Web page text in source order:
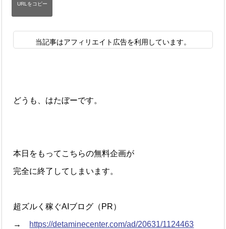
当記事はアフィリエイト広告を利用しています。
どうも、はたぼーです。
本日をもってこちらの無料企画が
完全に終了してしまいます。
超ズルく稼ぐAIブログ（PR）
→ https://detaminecenter.com/ad/20631/1124463